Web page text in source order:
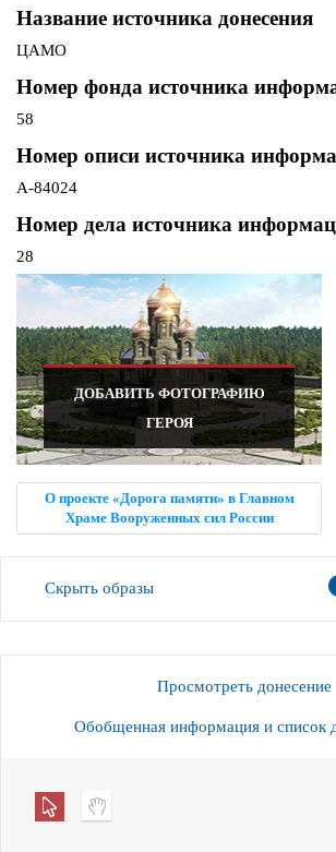
Название источника донесения
ЦАМО
Номер фонда источника
58
Номер описи источника
A-84024
Номер дела источника
28
ДОБАВИТЬ ФОТОГРАФИЮ
ГЕРОЯ
О проекте «Дорога памяти» в Главном
Храме Вооруженных сил России
Скрыть образы
Просмотреть донесение
Обобщенная информация и список